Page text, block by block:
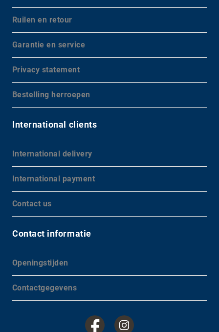
Ruilen en retour
Garantie en service
Privacy statement
Bestelling herroepen
International clients
International delivery
International payment
Contact us
Contact informatie
Openingstijden
Contactgegevens